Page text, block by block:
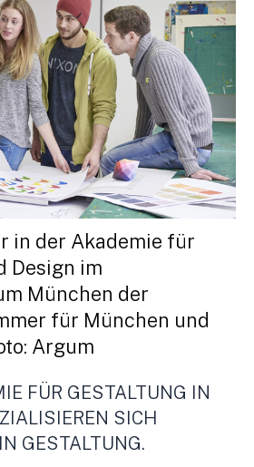
in der Akademie für
Design im
München der
für München und
Argum
FÜR GESTALTUNG IN
SICH
GESTALTUNG.